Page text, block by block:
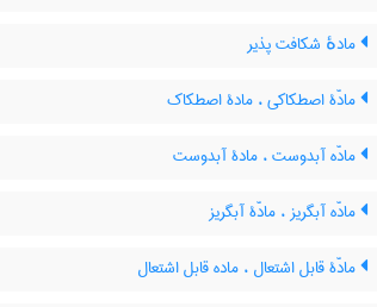
مادهٔ شکافت پذیر
مادّۀ اصطکاکی ، مادۀ اصطکاک
مادّه آبدوست ، مادۀ آبدوست
مادّه آبگریز ، مادّۀ آبگریز
مادّۀ قابل اشتعال ، ماده قابل اشتعال